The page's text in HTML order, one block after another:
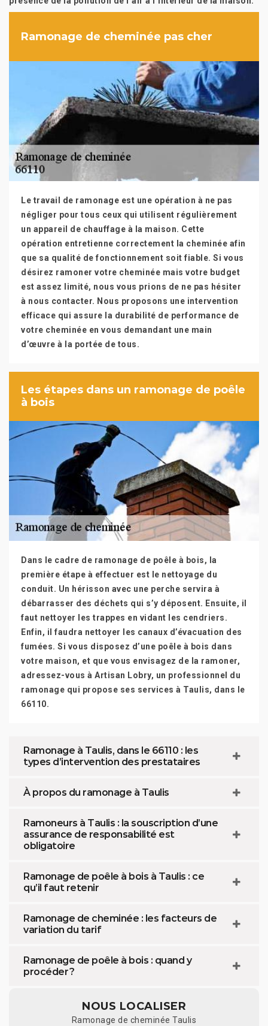
Ramonage de cheminée pas cher
Le travail de ramonage est une opération à ne pas
négliger pour tous ceux qui utilisent régulièrement
un appareil de chauffage à la maison. Cette
opération entretienne correctement la cheminée afin
que sa qualité de fonctionnement soit fiable. Si vous
désirez ramoner votre cheminée mais votre budget
est assez limité, nous vous prions de ne pas hésiter
à nous contacter. Nous proposons une intervention
efficace qui assure la durabilité de performance de
votre cheminée en vous demandant une main
d’œuvre à la portée de tous.
Les étapes dans un ramonage de poêle
à bois
Dans le cadre de ramonage de poêle à bois, la
première étape à effectuer est le nettoyage du
conduit. Un hérisson avec une perche servira à
débarrasser des déchets qui s’y déposent. Ensuite, il
faut nettoyer les trappes en vidant les cendriers.
Enfin, il faudra nettoyer les canaux d’évacuation des
fumées. Si vous disposez d’une poêle à bois dans
votre maison, et que vous envisagez de la ramoner,
adressez-vous à Artisan Lobry, un professionnel du
ramonage qui propose ses services à Taulis, dans le
66110.
Ramonage à Taulis, dans le 66110 : les
types d’intervention des prestataires
À propos du ramonage à Taulis
Ramoneurs à Taulis : la souscription d’une
assurance de responsabilité est
obligatoire
Ramonage de poêle à bois à Taulis : ce
qu’il faut retenir
Ramonage de cheminée : les facteurs de
variation du tarif
Ramonage de poêle à bois : quand y
procéder ?
NOUS LOCALISER
Ramonage de cheminée Taulis